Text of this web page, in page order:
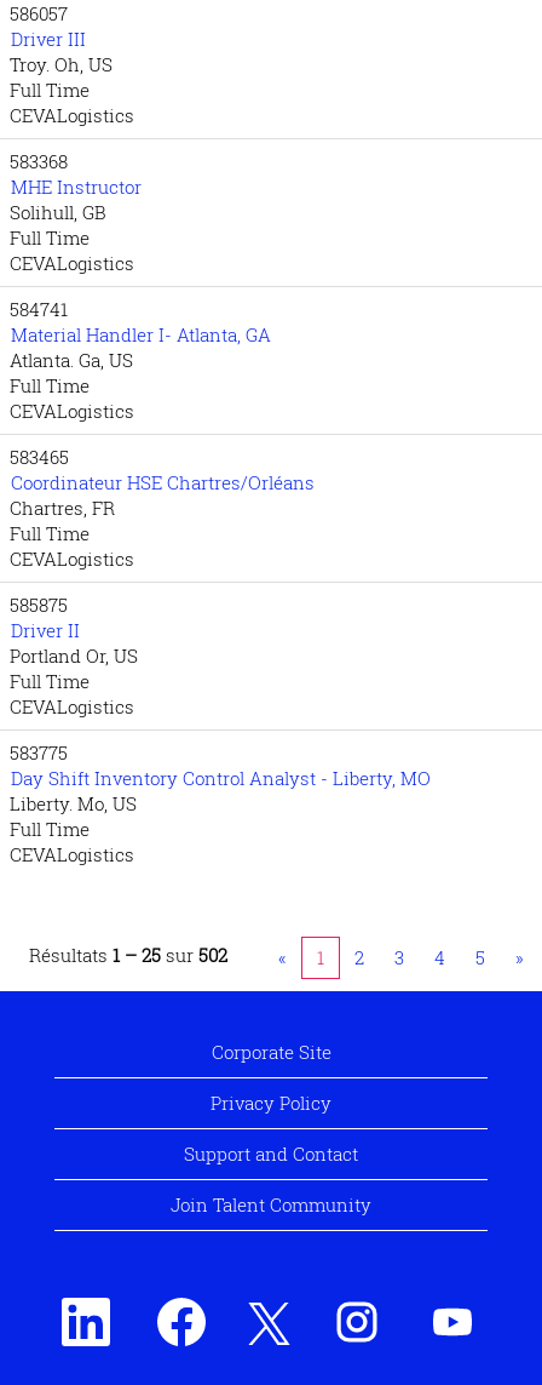
586057
Driver III
Troy. Oh, US
Full Time
CEVALogistics
583368
MHE Instructor
Solihull, GB
Full Time
CEVALogistics
584741
Material Handler I- Atlanta, GA
Atlanta. Ga, US
Full Time
CEVALogistics
583465
Coordinateur HSE Chartres/Orléans
Chartres, FR
Full Time
CEVALogistics
585875
Driver II
Portland Or, US
Full Time
CEVALogistics
583775
Day Shift Inventory Control Analyst - Liberty, MO
Liberty. Mo, US
Full Time
CEVALogistics
Résultats 1 – 25 sur 502 « 1 2 3 4 5 »
Corporate Site
Privacy Policy
Support and Contact
Join Talent Community
S
o
S
o